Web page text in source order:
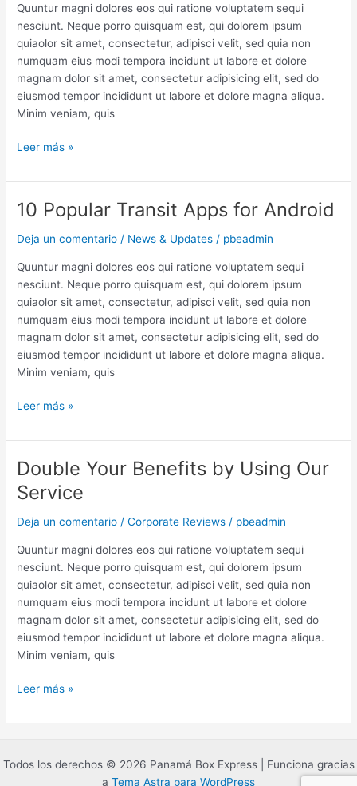
Quuntur magni dolores eos qui ratione voluptatem sequi
nesciunt. Neque porro quisquam est, qui dolorem ipsum
quiaolor sit amet, consectetur, adipisci velit, sed quia non
numquam eius modi tempora incidunt ut labore et dolore
magnam dolor sit amet, consectetur adipisicing elit, sed do
eiusmod tempor incididunt ut labore et dolore magna aliqua.
Minim veniam, quis
Our
Service
Leer más »
10 Popular Transit Apps for Android
Deja un comentario / News & Updates / pbeadmin
Quuntur magni dolores eos qui ratione voluptatem sequi
nesciunt. Neque porro quisquam est, qui dolorem ipsum
quiaolor sit amet, consectetur, adipisci velit, sed quia non
numquam eius modi tempora incidunt ut labore et dolore
magnam dolor sit amet, consectetur adipisicing elit, sed do
eiusmod tempor incididunt ut labore et dolore magna aliqua.
Minim veniam, quis
10
Transit
Leer más »
Double Your Benefits by Using Our
Service
Deja un comentario /Corporate Reviews / pbeadmin
Quuntur magni dolores eos qui ratione voluptatem sequi
nesciunt. Neque porro quisquam est, qui dolorem ipsum
quiaolor sit amet, consectetur, adipisci velit, sed quia non
numquam eius modi tempora incidunt ut labore et dolore
magnam dolor sit amet, consectetur adipisicing elit, sed do
eiusmod tempor incididunt ut labore et dolore magna aliqua.
Minim veniam, quis
Double
Your
Benefits
by
Our
Service
Leer más »
Todos los derechos © 2026 Panamá Box Express | Funciona gracias
a Tema Astra para WordPress